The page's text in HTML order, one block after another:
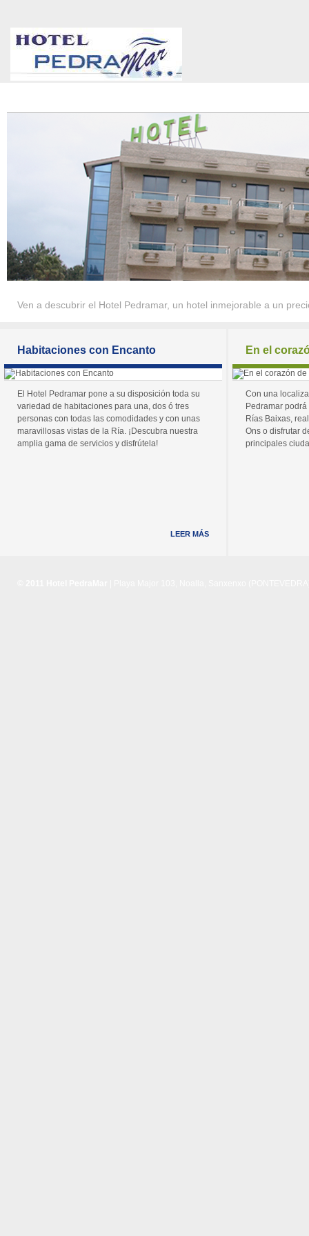
Ven a descubrir el Hotel Pedramar, un hotel inmejorable a un
Habitaciones con Encanto
El Hotel Pedramar pone a su disposición toda su
variedad de habitaciones para una, dos ó tres
personas con todas las comodidades y con unas
maravillosas vistas de la Ría. ¡Descubra nuestra
amplia gama de servicios y disfrútela!
LEER MÁS
En el
Con una
Pedramar
Rías Baixas,
Ons o disfrutar
principales